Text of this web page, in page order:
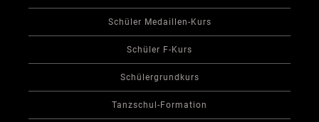
Schüler Medaillen-Kurs
Schüler F-Kurs
Schülergrundkurs
Tanzschul-Formation